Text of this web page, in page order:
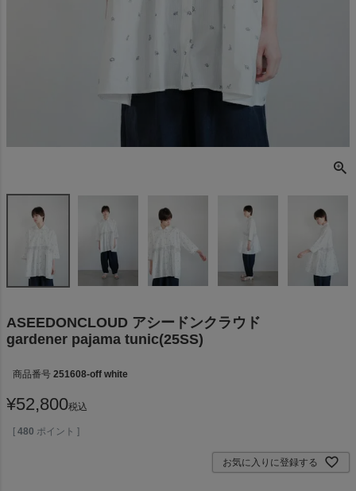
ASEEDONCLOUD アシードンクラウド
gardener pajama tunic(25SS)
商品番号 251608-off white
¥52,800税込
[ 480 ポイント ]
お気に入りに登録する